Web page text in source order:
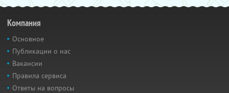
Компания
Основное
Публикации о нас
Вакансии
Правила сервиса
Ответы на вопросы